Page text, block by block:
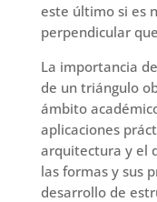
este último si es
perpendicular
La importancia
de un triángulo
ámbito
aplicaciones
arquitectura y el
las formas y sus
desarrollo de